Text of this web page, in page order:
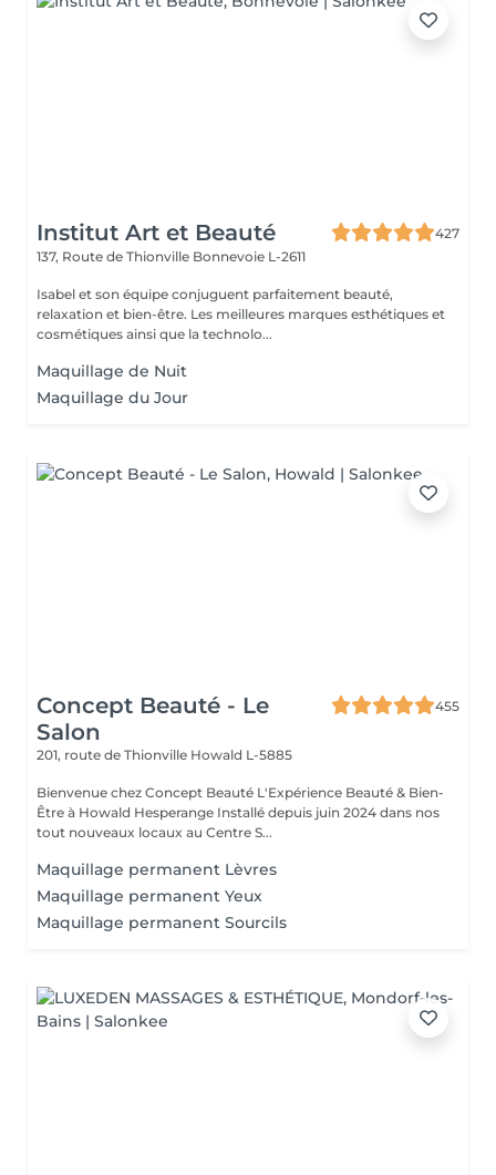
Institut Art et Beauté
427
137, Route de Thionville Bonnevoie L-2611
Isabel et son équipe conjuguent parfaitement beauté,
relaxation et bien-être. Les meilleures marques esthétiques et
cosmétiques ainsi que la technolo...
Maquillage de Nuit
Maquillage du Jour
Concept Beauté - Le
Salon
455
201, route de Thionville Howald L-5885
Bienvenue chez Concept Beauté L'Expérience Beauté & Bien-
Être à Howald Hesperange Installé depuis juin 2024 dans nos
tout nouveaux locaux au Centre S...
Maquillage permanent Lèvres
Maquillage permanent Yeux
Maquillage permanent Sourcils